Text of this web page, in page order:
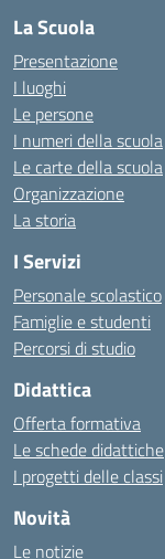
La Scuola
Presentazione
I luoghi
Le persone
I numeri della scuola
Le carte della scuola
Organizzazione
La storia
I Servizi
Personale scolastico
Famiglie e studenti
Percorsi di studio
Didattica
Offerta formativa
Le schede didattiche
I progetti delle classi
Novità
Le notizie